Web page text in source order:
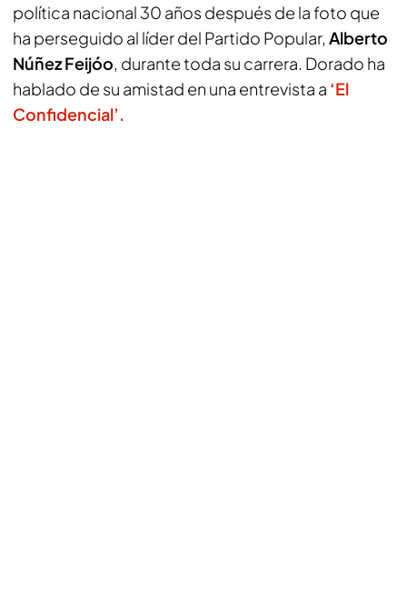
política nacional 30 años después de la foto que
ha perseguido al líder del Partido Popular, Alberto
Núñez Feijóo, durante toda su carrera. Dorado ha
hablado de su amistad en una entrevista a ‘El
Confidencial’.